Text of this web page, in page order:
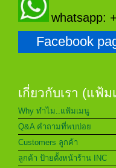
whatsapp:
Facebook
เกี่ยวกับเรา (แฟ้ม
Why ทำไม..แฟ้มเมนู
Q&A คำถามที่พบบ่อย
Customers ลูกค้า
ลูกค้า ป้ายตั้งหน้าร้าน INC